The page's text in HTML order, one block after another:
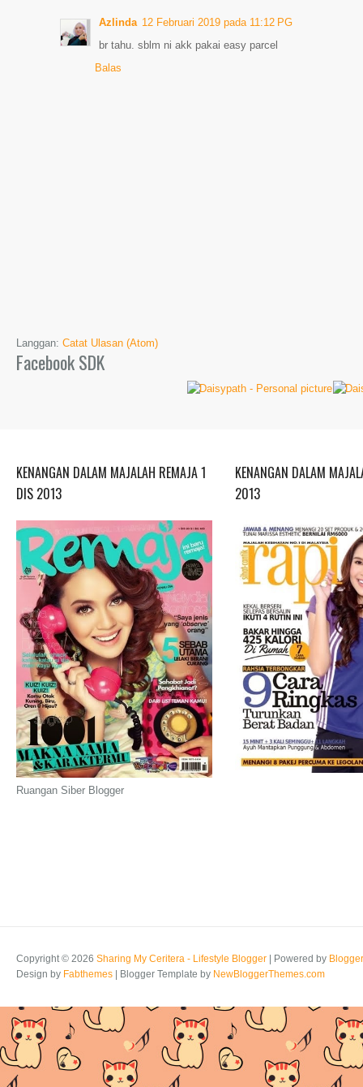
Azlinda 12 Februari 2019 pada 11:12 PG
br tahu. sblm ni akk pakai easy parcel
Balas
Langgan: Catat Ulasan (Atom)
Facebook SDK
KENANGAN DALAM MAJALAH REMAJA 1
DIS 2013
Ruangan Siber Blogger
KENANGAN DALAM
2013
Copyright © 2026 Sharing My Ceritera - Lifestyle Blogger | Powered by Blogger
Design by Fabthemes | Blogger Template by NewBloggerThemes.com